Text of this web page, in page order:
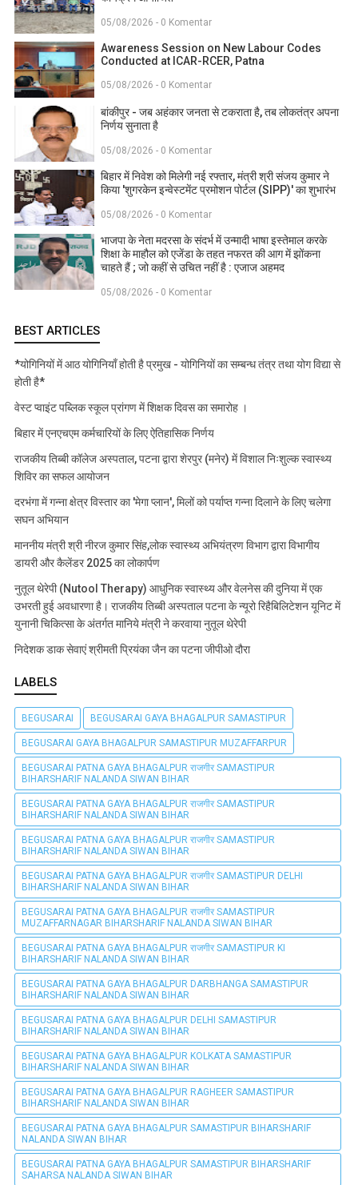
05/08/2026 - 0 Komentar
Awareness Session on New Labour Codes
Conducted at ICAR-RCER, Patna
05/08/2026 - 0 Komentar
बांकीपुर - जब अहंकार जनता से टकराता है, तब लोकतंत्र अपना
निर्णय सुनाता है
05/08/2026 - 0 Komentar
बिहार में निवेश को मिलेगी नई रफ्तार, मंत्री श्री संजय कुमार ने
किया 'शुगरकेन इन्वेस्टमेंट प्रमोशन पोर्टल (SIPP)' का शुभारंभ
05/08/2026 - 0 Komentar
भाजपा के नेता मदरसा के संदर्भ में उन्मादी भाषा इस्तेमाल करके
शिक्षा के माहौल को एजेंडा के तहत नफरत की आग में झोंकना
चाहते हैं ; जो कहीं से उचित नहीं है : एजाज अहमद
05/08/2026 - 0 Komentar
BEST ARTICLES
*योगिनियों में आठ योगिनियाँ होती है प्रमुख - योगिनियों का सम्बन्ध तंत्र तथा योग विद्या से
होती है*
वेस्ट प्वाइंट पब्लिक स्कूल प्रांगण में शिक्षक दिवस का समारोह ।
बिहार में एनएचएम कर्मचारियों के लिए ऐतिहासिक निर्णय
राजकीय तिब्बी कॉलेज अस्पताल, पटना द्वारा शेरपुर (मनेर) में विशाल निःशुल्क स्वास्थ्य
शिविर का सफल आयोजन
दरभंगा में गन्ना क्षेत्र विस्तार का 'मेगा प्लान', मिलों को पर्याप्त गन्ना दिलाने के लिए चलेगा
सघन अभियान
माननीय मंत्री श्री नीरज कुमार सिंह,लोक स्वास्थ्य अभियंत्रण विभाग द्वारा विभागीय
डायरी और कैलेंडर 2025 का लोकार्पण
नुतूल थेरेपी (Nutool Therapy) आधुनिक स्वास्थ्य और वेलनेस की दुनिया में एक
उभरती हुई अवधारणा है। राजकीय तिब्बी अस्पताल पटना के न्यूरो रिहैबिलिटेशन यूनिट में
युनानी चिकित्सा के अंतर्गत मानिये मंत्री ने करवाया नुतूल थेरेपी
निदेशक डाक सेवाएं श्रीमती प्रियंका जैन का पटना जीपीओ दौरा
LABELS
BEGUSARAI BEGUSARAI GAYA BHAGALPUR SAMASTIPUR
BEGUSARAI GAYA BHAGALPUR SAMASTIPUR MUZAFFARPUR
BEGUSARAI PATNA GAYA BHAGALPUR राजगीर SAMASTIPUR
BIHARSHARIF NALANDA SIWAN BIHAR
BEGUSARAI PATNA GAYA BHAGALPUR राजगीर SAMASTIPUR
BIHARSHARIF NALANDA SIWAN BIHAR
BEGUSARAI PATNA GAYA BHAGALPUR राजगीर SAMASTIPUR
BIHARSHARIF NALANDA SIWAN BIHAR
BEGUSARAI PATNA GAYA BHAGALPUR राजगीर SAMASTIPUR DELHI
BIHARSHARIF NALANDA SIWAN BIHAR
BEGUSARAI PATNA GAYA BHAGALPUR राजगीर SAMASTIPUR
MUZAFFARNAGAR BIHARSHARIF NALANDA SIWAN BIHAR
BEGUSARAI PATNA GAYA BHAGALPUR राजगीर SAMASTIPUR KI
BIHARSHARIF NALANDA SIWAN BIHAR
BEGUSARAI PATNA GAYA BHAGALPUR DARBHANGA SAMASTIPUR
BIHARSHARIF NALANDA SIWAN BIHAR
BEGUSARAI PATNA GAYA BHAGALPUR DELHI SAMASTIPUR
BIHARSHARIF NALANDA SIWAN BIHAR
BEGUSARAI PATNA GAYA BHAGALPUR KOLKATA SAMASTIPUR
BIHARSHARIF NALANDA SIWAN BIHAR
BEGUSARAI PATNA GAYA BHAGALPUR RAGHEER SAMASTIPUR
BIHARSHARIF NALANDA SIWAN BIHAR
BEGUSARAI PATNA GAYA BHAGALPUR SAMASTIPUR BIHARSHARIF
NALANDA SIWAN BIHAR
BEGUSARAI PATNA GAYA BHAGALPUR SAMASTIPUR BIHARSHARIF
SAHARSA NALANDA SIWAN BIHAR